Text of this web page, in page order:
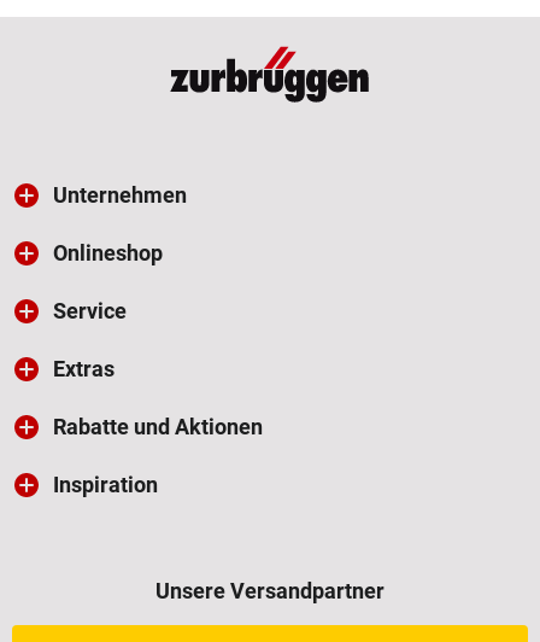
Unternehmen
Onlineshop
Service
Extras
Rabatte und Aktionen
Inspiration
Unsere Versandpartner